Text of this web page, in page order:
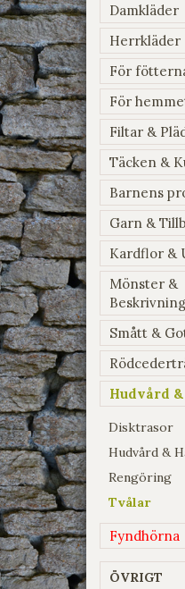
Damkläder
Herrkläder
För
För
Filtar &
Täcken &
Barnens
Garn &
Kardflor &
Mönster &
Smått &
Hudvård
Disktrasor
Hudvård &
Rengöring
Tvålar
Fyndhörna
ÖVRIGT